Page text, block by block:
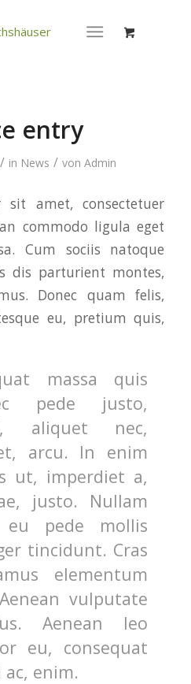
entry
/ in News / von Admin
amet, consectetuer
commodo ligula eget
Cum sociis natoque
dis parturient montes,
Donec quam felis,
eu, pretium quis,
massa quis
pede justo,
aliquet nec,
arcu. In enim
ut, imperdiet a,
justo. Nullam
pede mollis
tincidunt. Cras
elementum
vulputate
Aenean leo
eu, consequat
enim.